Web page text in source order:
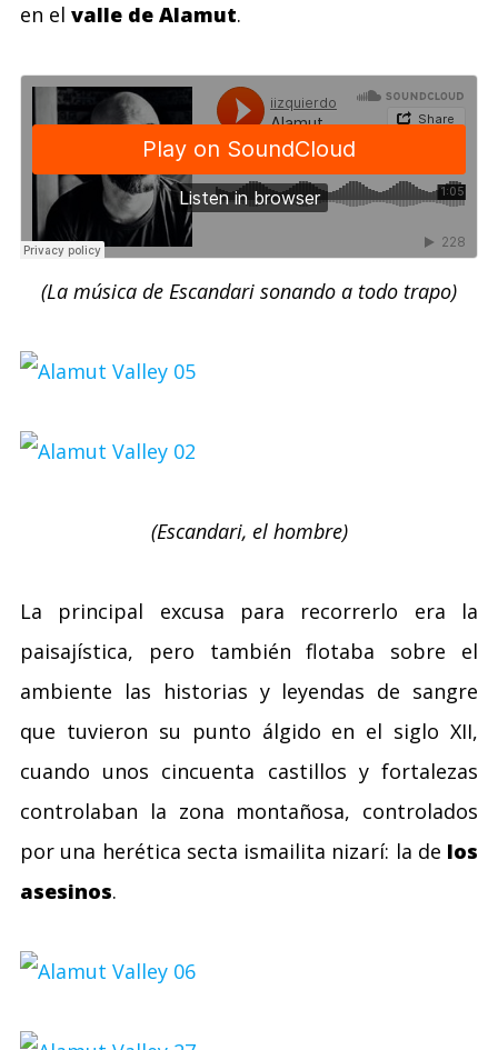
en el valle de Alamut.
(La música de Escandari sonando a todo trapo)
(Escandari, el hombre)
La principal excusa para recorrerlo era la
paisajística, pero también flotaba sobre el
ambiente las historias y leyendas de sangre
que tuvieron su punto álgido en el siglo XII,
cuando unos cincuenta castillos y fortalezas
controlaban la zona montañosa, controlados
por una herética secta ismailita nizarí: la de los
asesinos.